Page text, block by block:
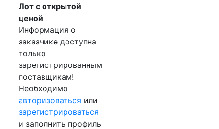
Лот с открытой
ценой
Информация о
заказчике доступна
только
зарегистрированным
поставщикам!
Необходимо
авторизоваться или
зарегистрироваться
и заполнить профиль